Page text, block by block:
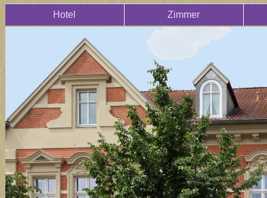
Hotel Zimmer